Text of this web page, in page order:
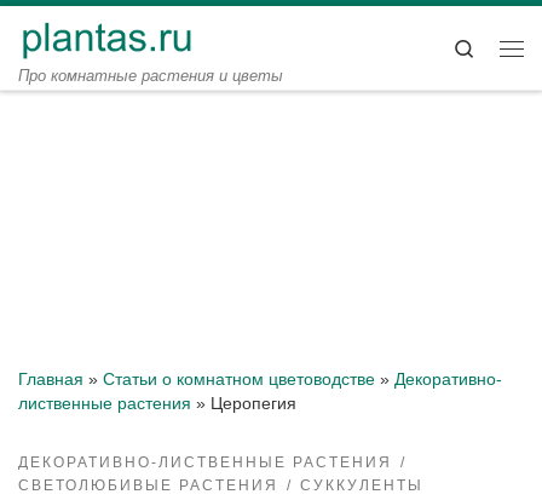
Перейти к содержимому
Про комнатные растения и цветы
Search
Главная » Статьи о комнатном цветоводстве » Декоративно-
лиственные растения » Церопегия
ДЕКОРАТИВНО-ЛИСТВЕННЫЕ РАСТЕНИЯ
СВЕТОЛЮБИВЫЕ РАСТЕНИЯ
СУККУЛЕНТЫ